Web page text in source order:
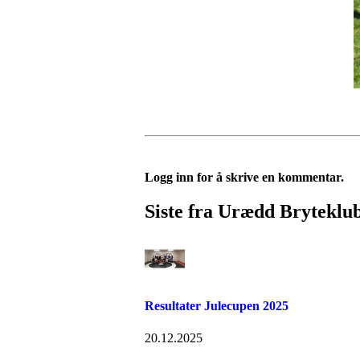
Logg inn for å skrive en kommentar.
Siste fra Urædd
Resultater Julecupen 2025
20.12.2025